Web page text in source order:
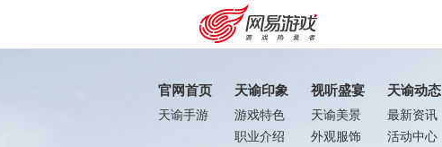
官网首页
天谕手游
天谕印象
游戏特色
职业介绍
视听盛宴
天谕美景
外观服饰
天谕动态
最新资讯
活动中心